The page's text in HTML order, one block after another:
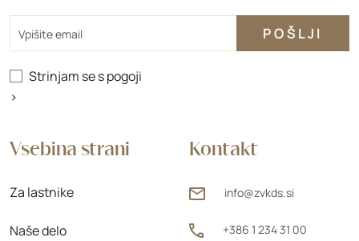
Kontakt
info@zvkds.si
+386 1 234 31 00
Vsebina strani
Za lastnike
Naše delo
Strinjam se spogoji
>